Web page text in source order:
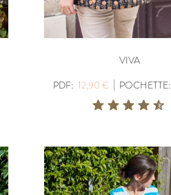
VIVA
PDF: 12,90 €| POCHETTE: